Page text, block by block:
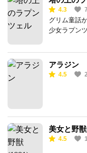
4.3
グリム童話
少女ラプン
アラジン
4.5
美女と野
4.5